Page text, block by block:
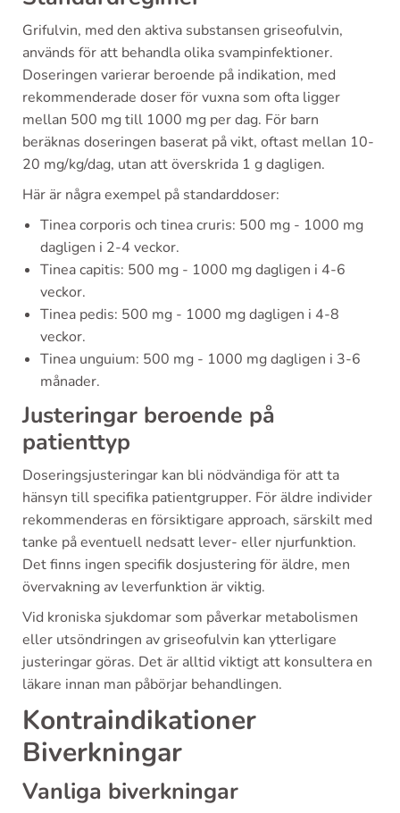
Grifulvin, med den aktiva substansen griseofulvin,
används för att behandla olika svampinfektioner.
Doseringen varierar beroende på indikation, med
rekommenderade doser för vuxna som ofta ligger
mellan 500 mg till 1000 mg per dag. För barn
beräknas doseringen baserat på vikt, oftast mellan 10-
20 mg/kg/dag, utan att överskrida 1 g dagligen.
Här är några exempel på standarddoser:
Tinea corporis och tinea cruris: 500 mg - 1000 mg
dagligen i 2-4 veckor.
Tinea capitis: 500 mg - 1000 mg dagligen i 4-6
veckor.
Tinea pedis: 500 mg - 1000 mg dagligen i 4-8
veckor.
Tinea unguium: 500 mg - 1000 mg dagligen i 3-6
månader.
Justeringar beroende på
patienttyp
Doseringsjusteringar kan bli nödvändiga för att ta
hänsyn till specifika patientgrupper. För äldre individer
rekommenderas en försiktigare approach, särskilt med
tanke på eventuell nedsatt lever- eller njurfunktion.
Det finns ingen specifik dosjustering för äldre, men
övervakning av leverfunktion är viktig.
Vid kroniska sjukdomar som påverkar metabolismen
eller utsöndringen av griseofulvin kan ytterligare
justeringar göras. Det är alltid viktigt att konsultera en
läkare innan man påbörjar behandlingen.
Kontraindikationer
Biverkningar
Vanliga biverkningar